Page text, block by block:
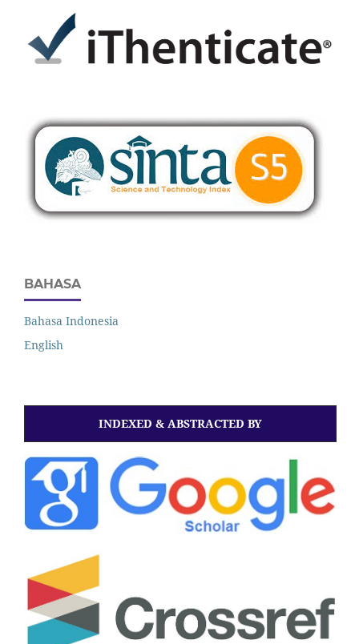
BAHASA
Bahasa Indonesia
English
INDEXED & ABSTRACTED BY